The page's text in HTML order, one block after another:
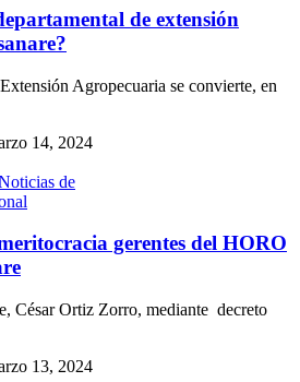
de extensión
Agropecuaria se convierte, en
14, 2024
de
gerentes del HORO
César Ortiz Zorro, mediante decreto
13, 2024